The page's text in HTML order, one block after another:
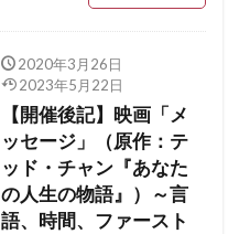
2020年3月26日
2023年5月22日
【開催後記】映画「メ
ッセージ」（原作：テ
ッド・チャン『あなた
の人生の物語』）～言
語、時間、ファースト